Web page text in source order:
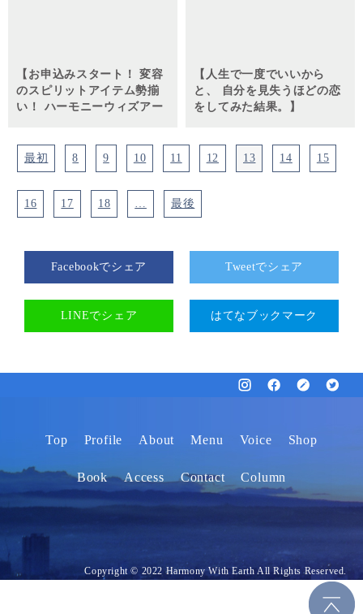
【お申込みスタート！ 変容
のスピリットアイテム勢揃
い！ ハーモニーウィズアー
【人生で一度でいいから
と、 自分を見失うほどの恋
をしてみた結果。】
最初 8 9 10 11 12 13 14 15
16 17 18 最後
Facebookでシェア Tweetでシェア
LINEでシェア はてなブックマーク
Top Profile About Menu Voice Shop
Book Access Contact Column
Copyright © 2022 Harmony With Earth All Rights Reserved.